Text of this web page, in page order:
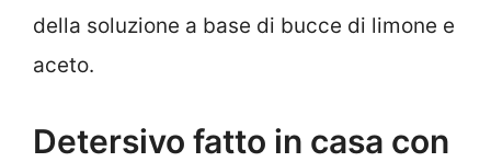
della soluzione a base di bucce di limone e
aceto.
Detersivo fatto in casa con